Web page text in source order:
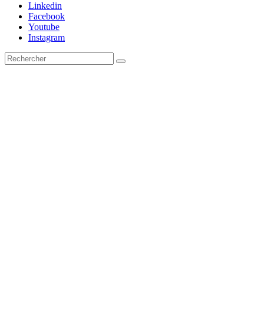
Linkedin
Facebook
Youtube
Instagram